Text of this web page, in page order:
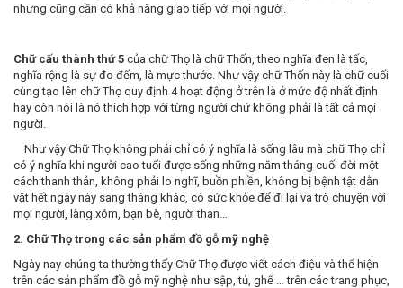
nhưng cũng cần có khả năng giao tiếp với mọi người.
Chữ cấu thành thứ 5 của chữ Thọ là chữ Thốn, theo nghĩa đen là tấc,
nghĩa rộng là sự đo đếm, là mực thước. Như vậy chữ Thốn này là chữ cuối
cùng tạo lên chữ Thọ quy định 4 hoạt động ở trên là ở mức độ nhất định
hay còn nói là nó thích hợp với từng người chứ không phải là tất cả mọi
người.
Như vậy Chữ Thọ không phải chỉ có ý nghĩa là sống lâu mà chữ Thọ chỉ
có ý nghĩa khi người cao tuổi được sống những năm tháng cuối đời một
cách thanh thản, không phải lo nghĩ, buồn phiền, không bị bệnh tật dằn
vặt hết ngày này sang tháng khác, có sức khỏe để đi lại và trò chuyện với
mọi người, làng xóm, bạn bè, người than…
2. Chữ Thọ trong các sản phẩm đồ gỗ mỹ nghệ
Ngày nay chúng ta thường thấy Chữ Thọ được viết cách điệu và thể hiện
trên các sản phẩm đồ gỗ mỹ nghệ như sập, tủ, ghế … trên các trang phục,